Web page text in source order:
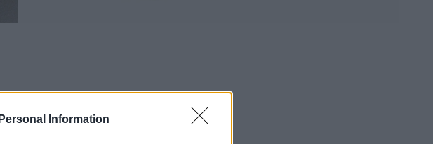
Information